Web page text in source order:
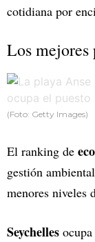
cotidiana por
Los mejores
(Foto: Getty Images)
El ranking de
gestión
menores niveles
Seychelles